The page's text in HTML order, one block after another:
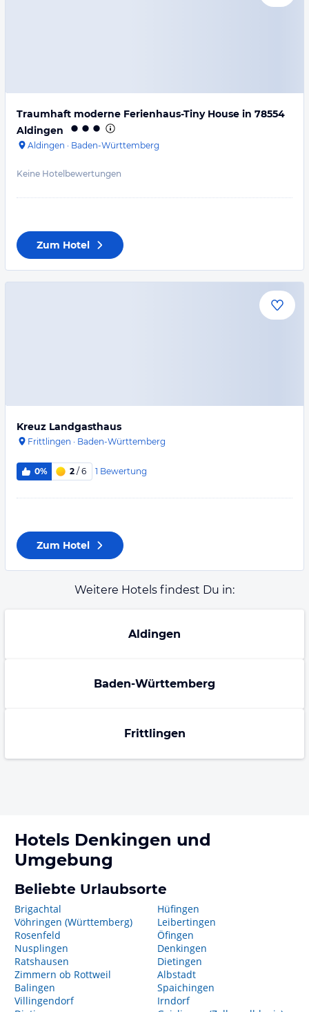
Traumhaft moderne Ferienhaus-Tiny House in 78554
Aldingen
Aldingen · Baden-Württemberg
Keine Hotelbewertungen
Zum Hotel
Kreuz Landgasthaus
Frittlingen · Baden-Württemberg
0% 2 / 6 1 Bewertung
Zum Hotel
Weitere Hotels findest Du in:
Aldingen
Baden-Württemberg
Frittlingen
Hotels Denkingen und
Umgebung
Beliebte Urlaubsorte
Brigachtal
Vöhringen (Württemberg)
Rosenfeld
Nusplingen
Ratshausen
Zimmern ob Rottweil
Balingen
Villingendorf
Hüfingen
Leibertingen
Öfingen
Denkingen
Dietingen
Albstadt
Spaichingen
Irndorf